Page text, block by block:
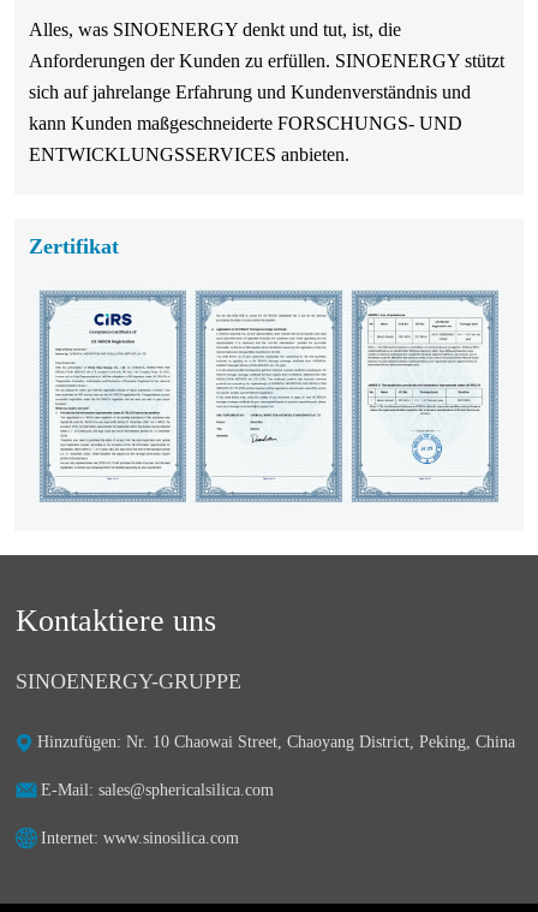
Alles, was SINOENERGY denkt und tut, ist, die
Anforderungen der Kunden zu erfüllen. SINOENERGY stützt
sich auf jahrelange Erfahrung und Kundenverständnis und
kann Kunden maßgeschneiderte FORSCHUNGS- UND
ENTWICKLUNGSSERVICES anbieten.
Zertifikat
Kontaktiere uns
SINOENERGY-GRUPPE
Hinzufügen: Nr. 10 Chaowai Street, Chaoyang District, Peking, China
E-Mail: sales@sphericalsilica.com
Internet: www.sinosilica.com